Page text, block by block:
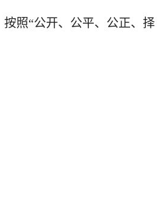
按照“公开、公平、公正、择